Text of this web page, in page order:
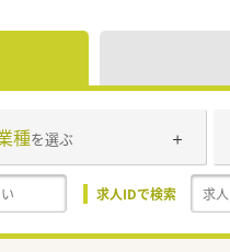
種を選ぶ
求人IDで検索